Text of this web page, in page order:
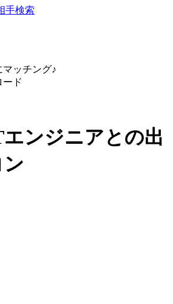
手検索
ッチング♪
ード
ンジニアとの出